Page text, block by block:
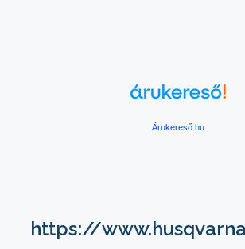
Árukereső.hu
https://